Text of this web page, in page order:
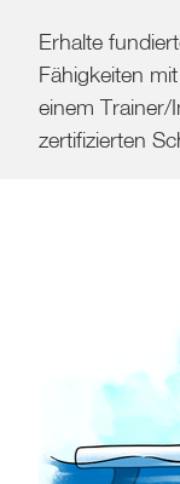
Erhalte
Fähigkeiten
einem
zertifizierten